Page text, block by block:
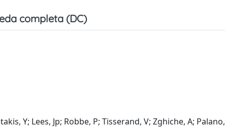
completa (DC)
Y; Lees, Jp; Robbe, P; Tisserand, V; Zghiche, A;